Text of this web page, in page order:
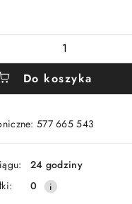
Do koszyka
577 665 543
Wyślij
24 godziny
0